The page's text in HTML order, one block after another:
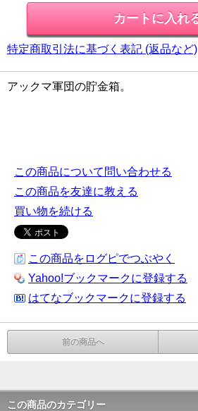
特定商取引法に基づく表記 (返品など)
アックマ軍団の貯金箱。
この商品について問い合わせる
この商品を友達に教える
買い物を続ける
この商品をログピでつぶやく
Yahoo!ブックマークに登録する
はてなブックマークに登録する
前の商品へ
この商品のカテゴリー